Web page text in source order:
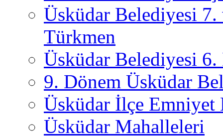
Üsküdar Belediyesi
Türkmen
Üsküdar Belediyesi 6.
9. Dönem Üsküdar
Üsküdar İlçe
Üsküdar Mahalleleri